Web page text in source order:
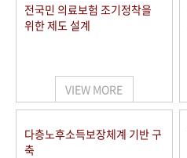
50+1 주년 기념
세계와 함께 한 KIHASA
VR 역사관
전국민 의료보험 조기정착을
위한 제도 설계
VIEW MORE
다층노후소득보장체계 기반 구
축